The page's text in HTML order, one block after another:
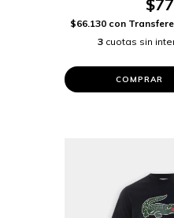
$66.130 con
3 cuotas sin
COMPRAR